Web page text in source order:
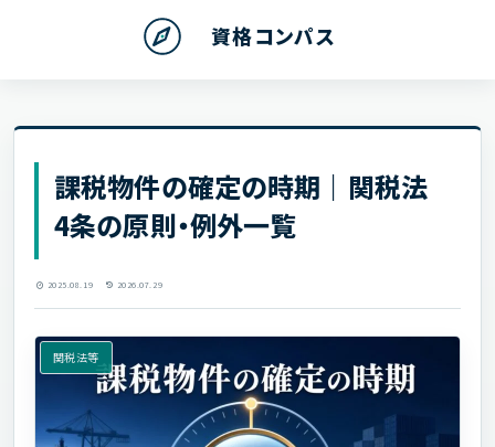
資格コンパス
課税物件の確定の時期｜関税法
4条の原則・例外一覧
関税法等
2025.08.19 2026.07.29